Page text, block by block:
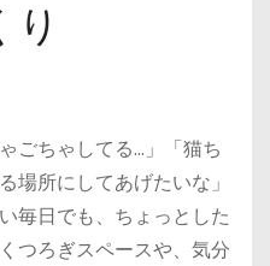
ごちゃしてる…」「猫ち
場所にしてあげたいな」
毎日でも、ちょっとした
つろぎスペースや、気分